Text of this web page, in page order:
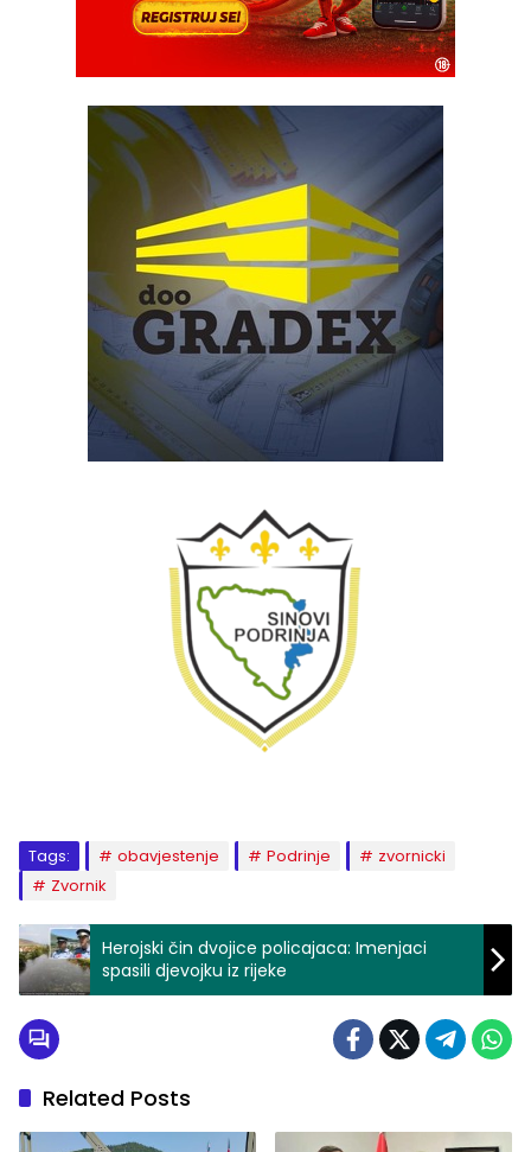
Tags: obavjestenje Podrinje
zvornicki
Zvornik
Herojski čin dvojice policajaca: Imenjaci
spasili djevojku iz rijeke
Related Posts